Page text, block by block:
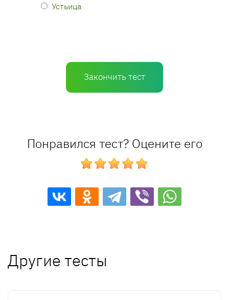
Устьица
Закончить тест
Понравился тест? Оцените его
Другие тесты